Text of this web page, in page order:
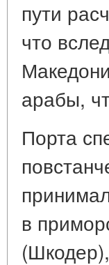
пути
что
арабы,
Порта
в